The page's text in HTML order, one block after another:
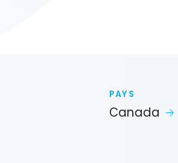
PAYS
Canada